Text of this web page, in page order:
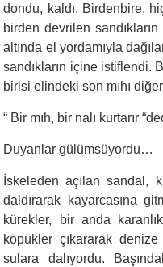
dondu, kaldı. Birdenbire,
birden devrilen sandıkların
altında el yordamıyla
sandıkların içine istiflendi.
birisi elindeki son mıhı
“ Bir mıh, bir nalı kurtarır
Duyanlar gülümsüyordu…
İskeleden açılan sandal,
daldırarak kayarcasına
kürekler, bir anda
köpükler çıkararak denize
sulara dalıyordu.